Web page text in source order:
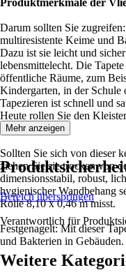
Produktmerkmale der
Darum sollten Sie
multiresistente Keime und
Dazu ist sie leicht und
lebensmittelecht. Die
öffentliche Räume, zum
Kindergarten, in der Schule
Tapezieren ist schnell und
Heute rollen Sie den
an und fertig!
Sollten Sie sich von dieser
ziehen Sie sie trocken von
dimensionsstabil, robust,
hygienischer Wandbehang
Rolle 8,10 x 0,46 m misst.
Festgenagelt: Mit dieser
und Bakterien in Gebäuden.
Mehr anzeigen
Bereich überspringen
Verantwortlich für
Weitere